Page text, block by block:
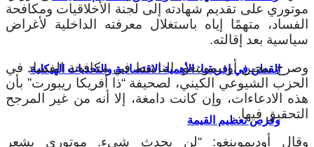
القطن في إفريقيا: الأهمية الاقتصادية والتحديات الهيكلية
وفرص تعظيم القيمة
موتوري على تقديم شهادته إلى لجنة الأخلاقيات ومكافحة
الفساد، متهمًا إياه باستغلال معرفته الداخلية لأغراض
سياسية بعد إقالته.
وصرح بيجين أوديموينغو، الناشط في مكافحة الفساد في
الحزب الشيوعي الكيني، لصحيفة “ذا أفريكا ريبورت” بأن
هذه الادعاءات، وإن كانت دامغة، إلا أنه من غير المرجح
التحقيق فيها.
وقال أوديموينغو: “لن يحدث شيء. موتوري يشعر